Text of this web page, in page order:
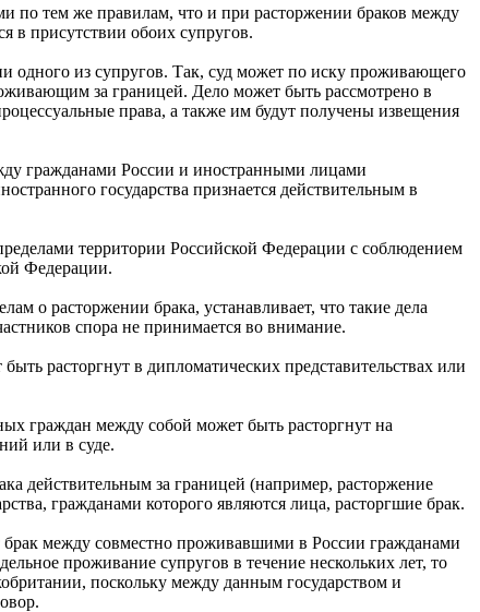
по тем же правилам, что и при расторжении браков между
в присутствии обоих супругов.
одного из супругов. Так, суд может по иску проживающего
за границей. Дело может быть рассмотрено в
права, а также им будут получены извещения
гражданами России и иностранными лицами
государства признается действительным в
территории Российской Федерации с соблюдением
Федерации.
о расторжении брака, устанавливает, что такие дела
спора не принимается во внимание.
расторгнут в дипломатических представительствах или
граждан между собой может быть расторгнут на
или в суде.
действительным за границей (например, расторжение
гражданами которого являются лица, расторгшие брак.
брак между совместно проживавшими в России гражданами
проживание супругов в течение нескольких лет, то
поскольку между данным государством и